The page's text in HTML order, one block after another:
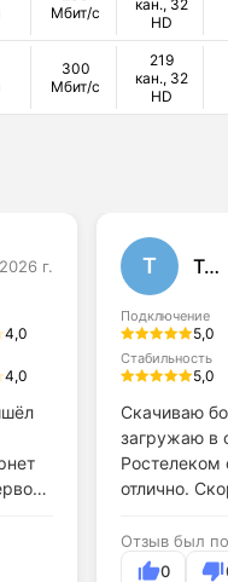
г.
4,0
4,0
Т Тома
Подключение
5,0
Стабильность
5,0
Скачиваю
загружаю в
Ростелеком
отлично.
Отзыв был
0
Мбит/с
кан., 32
HD
300
Мбит/с
219
кан., 32
HD